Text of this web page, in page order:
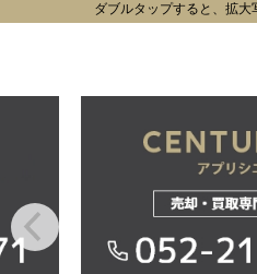
ダブルタップすると、拡